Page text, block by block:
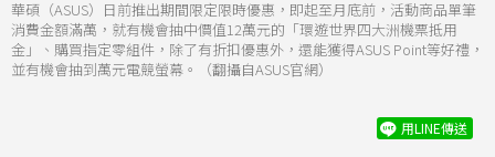
華碩（ASUS）日前推出期間限定限時優惠，即起至月底前，活動商品單筆
消費金額滿萬，就有機會抽中價值12萬元的「環遊世界四大洲機票抵用
金」、購買指定零組件，除了有折扣優惠外，還能獲得ASUS Point等好禮，
並有機會抽到萬元電競螢幕。（翻攝自ASUS官網）
用LINE傳送